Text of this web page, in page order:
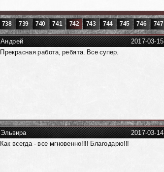
738 739 740 741 742 743 744 745 746 747
2017-03-15
Андрей
Прекрасная работа, ребята. Все супер.
2017-03-14
Эльвира
Как всегда - все мгновенно!!!! Благодарю!!!